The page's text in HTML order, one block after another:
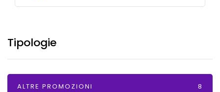
Tipologie
ALTRE PROMOZIONI 8